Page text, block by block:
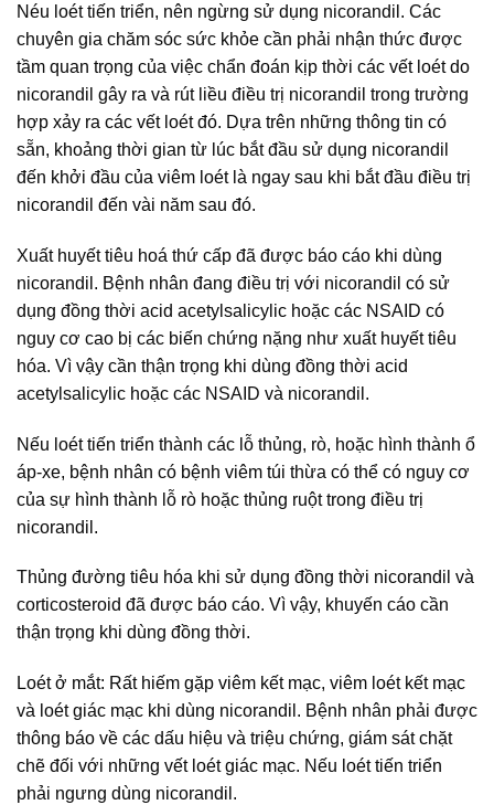
Néu loét tiến triển, nên ngừng sử dụng nicorandil. Các
chuyên gia chăm sóc sức khỏe cần phải nhận thức được
tầm quan trọng của việc chẩn đoán kịp thời các vết loét do
nicorandil gây ra và rút liều điều trị nicorandil trong trường
hợp xảy ra các vết loét đó. Dựa trên những thông tin có
sẵn, khoảng thời gian từ lúc bắt đầu sử dụng nicorandil
đến khởi đầu của viêm loét là ngay sau khi bắt đầu điều trị
nicorandil đến vài năm sau đó.
Xuất huyết tiêu hoá thứ cấp đã được báo cáo khi dùng
nicorandil. Bệnh nhân đang điều trị với nicorandil có sử
dụng đồng thời acid acetylsalicylic hoặc các NSAID có
nguy cơ cao bị các biến chứng nặng như xuất huyết tiêu
hóa. Vì vậy cần thận trọng khi dùng đồng thời acid
acetylsalicylic hoặc các NSAID và nicorandil.
Nếu loét tiến triển thành các lỗ thủng, rò, hoặc hình thành ổ
áp-xe, bệnh nhân có bệnh viêm túi thừa có thể có nguy cơ
của sự hình thành lỗ rò hoặc thủng ruột trong điều trị
nicorandil.
Thủng đường tiêu hóa khi sử dụng đồng thời nicorandil và
corticosteroid đã được báo cáo. Vì vậy, khuyến cáo cần
thận trọng khi dùng đồng thời.
Loét ở mắt: Rất hiếm gặp viêm kết mạc, viêm loét kết mạc
và loét giác mạc khi dùng nicorandil. Bệnh nhân phải được
thông báo về các dấu hiệu và triệu chứng, giám sát chặt
chẽ đối với những vết loét giác mạc. Nếu loét tiến triển
phải ngưng dùng nicorandil.